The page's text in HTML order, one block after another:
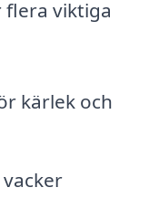
viktiga
kärlek och